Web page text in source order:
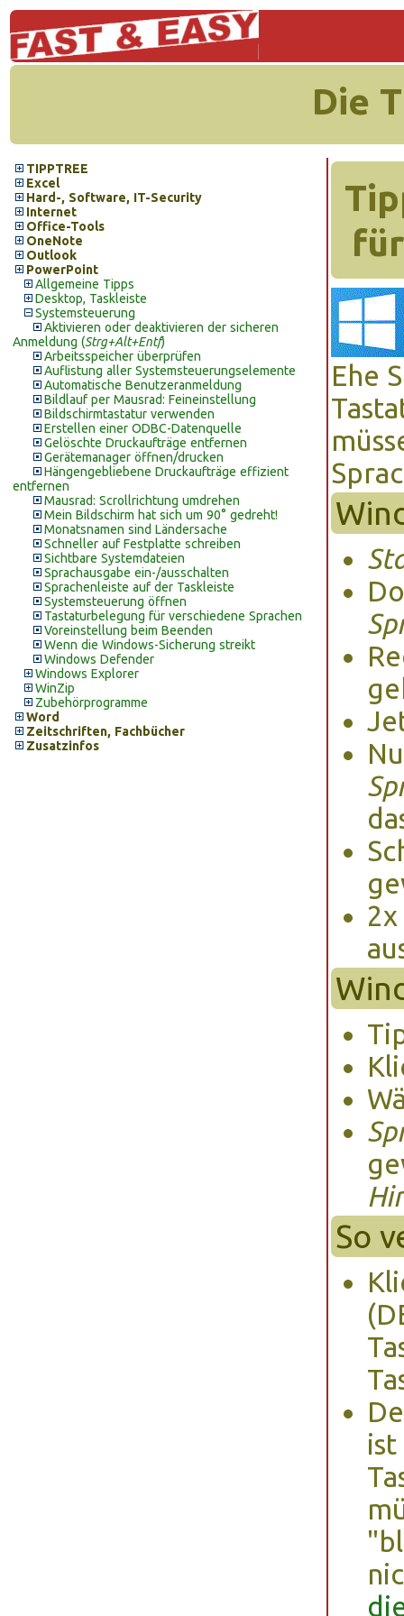
Die
TIPPTREE
Excel
Hard-, Software, IT-Security
Internet
Office-Tools
OneNote
Outlook
PowerPoint
Allgemeine Tipps
Desktop, Taskleiste
Systemsteuerung
Aktivieren oder deaktivieren der sicheren
Anmeldung (Strg+Alt+Entf)
Arbeitsspeicher überprüfen
Auflistung aller Systemsteuerungselemente
Automatische Benutzeranmeldung
Bildlauf per Mausrad: Feineinstellung
Bildschirmtastatur verwenden
Erstellen einer ODBC-Datenquelle
Gelöschte Druckaufträge entfernen
Gerätemanager öffnen/drucken
Hängengebliebene Druckaufträge effizient
entfernen
Mausrad: Scrollrichtung umdrehen
Mein Bildschirm hat sich um 90° gedreht!
Monatsnamen sind Ländersache
Schneller auf Festplatte schreiben
Sichtbare Systemdateien
Sprachausgabe ein-/ausschalten
Sprachenleiste auf der Taskleiste
Systemsteuerung öffnen
Tastaturbelegung für verschiedene Sprachen
Voreinstellung beim Beenden
Wenn die Windows-Sicherung streikt
Windows Defender
Windows Explorer
WinZip
Zubehörprogramme
Word
Zeitschriften, Fachbücher
Zusatzinfos
Ehe
2x
So